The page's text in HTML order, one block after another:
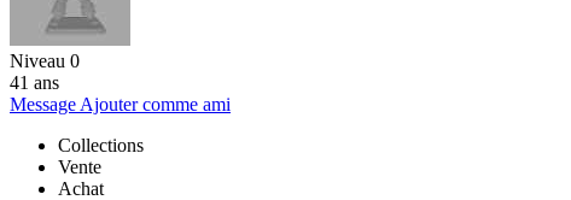
Niveau 0
41 ans
Message Ajouter comme ami
Collections
Vente
Achat